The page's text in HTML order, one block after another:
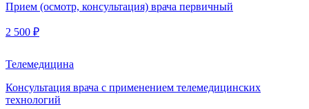
Прием (осмотр, консультация) врача первичный
2 500 ₽
Телемедицина
Консультация врача с применением телемедицинских
технологий